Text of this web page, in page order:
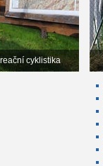
cyklistika